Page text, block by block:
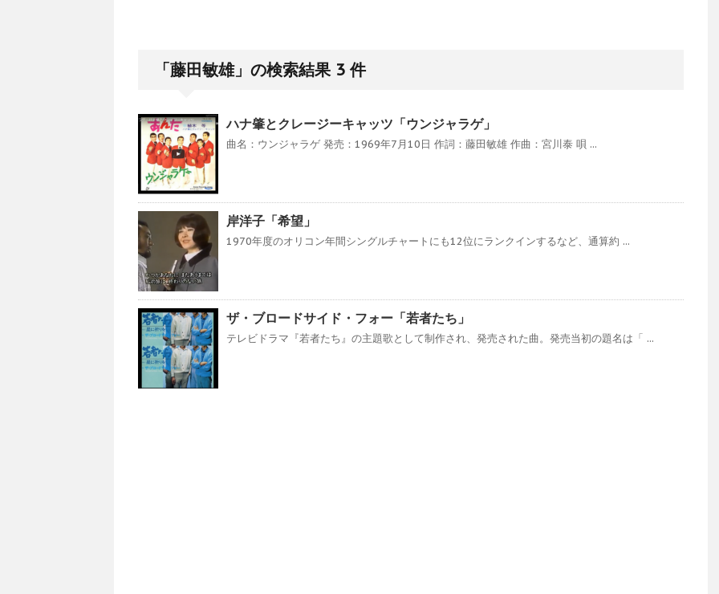
「藤田敏雄」の検索結果 3 件
ハナ肇とクレージーキャッツ「ウンジャラゲ」
曲名：ウンジャラゲ 発売：1969年7月10日 作詞：藤田敏雄 作曲：宮川泰 唄 ...
岸洋子「希望」
1970年度のオリコン年間シングルチャートにも12位にランクインするなど、通算約 ...
ザ・ブロードサイド・フォー「若者たち」
テレビドラマ『若者たち』の主題歌として制作され、発売された曲。発売当初の題名は「 ...